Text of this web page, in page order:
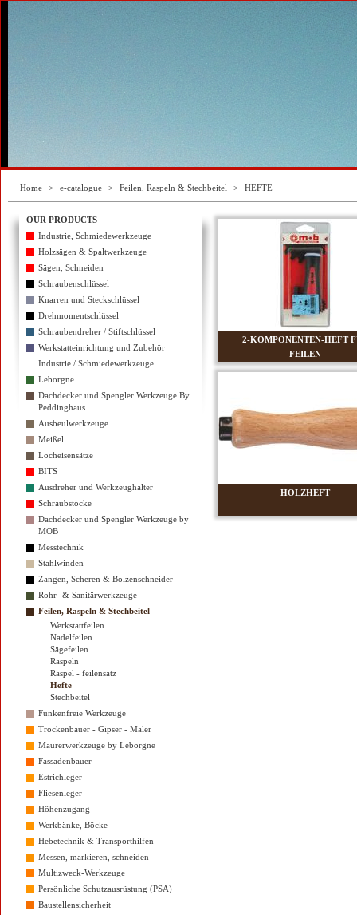
Home > e-catalogue > Feilen, Raspeln & Stechbeitel > HEFTE
OUR PRODUCTS
Industrie, Schmiedewerkzeuge
Holzsägen & Spaltwerkzeuge
Sägen, Schneiden
Schraubenschlüssel
Knarren und Steckschlüssel
Drehmomentschlüssel
Schraubendreher / Stiftschlüssel
Werkstatteinrichtung und Zubehör
Industrie / Schmiedewerkzeuge
Leborgne
Dachdecker und Spengler Werkzeuge By
Peddinghaus
Ausbeulwerkzeuge
Meißel
Locheisensätze
BITS
Ausdreher und Werkzeughalter
Schraubstöcke
Dachdecker und Spengler Werkzeuge by
MOB
Messtechnik
Stahlwinden
Zangen, Scheren & Bolzenschneider
Rohr- & Sanitärwerkzeuge
Feilen, Raspeln & Stechbeitel
Werkstattfeilen
Nadelfeilen
Sägefeilen
Raspeln
Raspel - feilensatz
Hefte
Stechbeitel
Funkenfreie Werkzeuge
Trockenbauer - Gipser - Maler
Maurerwerkzeuge by Leborgne
Fassadenbauer
Estrichleger
Fliesenleger
Höhenzugang
Werkbänke, Böcke
Hebetechnik & Transporthilfen
Messen, markieren, schneiden
Multizweck-Werkzeuge
Persönliche Schutzausrüstung (PSA)
Baustellensicherheit
2-KOMPONENTEN-HEFT
FEILEN
HOLZHEFT